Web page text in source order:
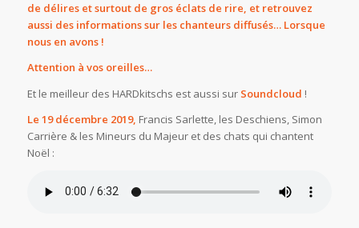
de délires et surtout de gros éclats de rire, et retrouvez
aussi des informations sur les chanteurs diffusés… Lorsque
nous en avons !
Attention à vos oreilles…
Et le meilleur des HARDkitschs est aussi sur Soundcloud !
Le 19 décembre 2019, Francis Sarlette, les Deschiens, Simon
Carrière & les Mineurs du Majeur et des chats qui chantent
Noël :